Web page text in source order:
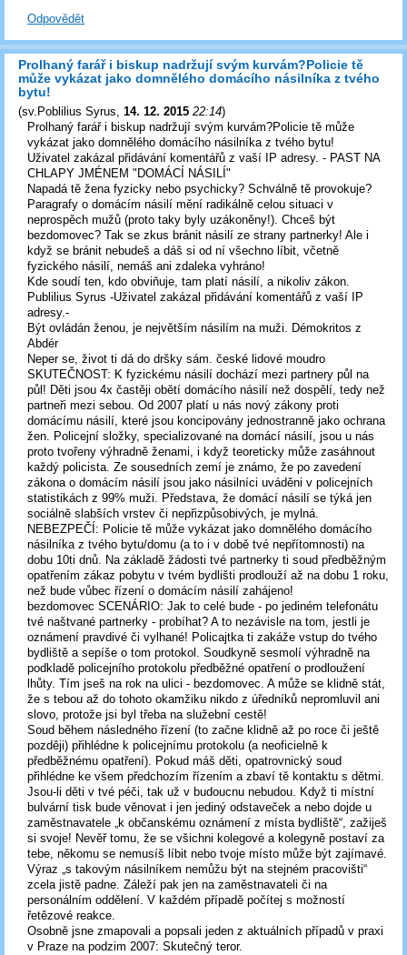
Odpovědět
Prolhaný farář i biskup nadržují svým kurvám?Policie tě
může vykázat jako domnělého domácího násilníka z tvého
bytu!
(sv.Poblilius Syrus, 14. 12. 2015 22:14)
Prolhaný farář i biskup nadržují svým kurvám?Policie tě může
vykázat jako domnělého domácího násilníka z tvého bytu!
Uživatel zakázal přidávání komentářů z vaší IP adresy. - PAST NA
CHLAPY JMÉNEM "DOMÁCÍ NÁSILÍ"
Napadá tě žena fyzicky nebo psychicky? Schválně tě provokuje?
Paragrafy o domácím násilí mění radikálně celou situaci v
neprospěch mužů (proto taky byly uzákoněny!). Chceš být
bezdomovec? Tak se zkus bránit násilí ze strany partnerky! Ale i
když se bránit nebudeš a dáš si od ní všechno líbit, včetně
fyzického násilí, nemáš ani zdaleka vyhráno!
Kde soudí ten, kdo obviňuje, tam platí násilí, a nikoliv zákon.
Publilius Syrus -Uživatel zakázal přidávání komentářů z vaší IP
adresy.-
Být ovládán ženou, je největším násilím na muži. Démokritos z
Abdér
Neper se, život ti dá do dršky sám. české lidové moudro
SKUTEČNOST: K fyzickému násilí dochází mezi partnery půl na
půl! Děti jsou 4x častěji obětí domácího násilí než dospělí, tedy než
partneři mezi sebou. Od 2007 platí u nás nový zákony proti
domácímu násilí, které jsou koncipovány jednostranně jako ochrana
žen. Policejní složky, specializované na domácí násilí, jsou u nás
proto tvořeny výhradně ženami, i když teoreticky může zasáhnout
každý policista. Ze sousedních zemí je známo, že po zavedení
zákona o domácím násilí jsou jako násilníci uváděni v policejních
statistikách z 99% muži. Představa, že domácí násilí se týká jen
sociálně slabších vrstev či nepřizpůsobivých, je mylná.
NEBEZPEČÍ: Policie tě může vykázat jako domnělého domácího
násilníka z tvého bytu/domu (a to i v době tvé nepřítomnosti) na
dobu 10ti dnů. Na základě žádosti tvé partnerky ti soud předběžným
opatřením zákaz pobytu v tvém bydlišti prodlouží až na dobu 1 roku,
než bude vůbec řízení o domácím násilí zahájeno!
bezdomovec SCENÁRIO: Jak to celé bude - po jediném telefonátu
tvé naštvané partnerky - probíhat? A to nezávisle na tom, jestli je
oznámení pravdivé či vylhané! Policajtka ti zakáže vstup do tvého
bydliště a sepíše o tom protokol. Soudkyně sesmolí výhradně na
podkladě policejního protokolu předběžné opatření o prodloužení
lhůty. Tím jseš na rok na ulici - bezdomovec. A může se klidně stát,
že s tebou až do tohoto okamžiku nikdo z úředníků nepromluvil ani
slovo, protože jsi byl třeba na služební cestě!
Soud během následného řízení (to začne klidně až po roce či ještě
později) přihlédne k policejnímu protokolu (a neoficielně k
předběžnému opatření). Pokud máš děti, opatrovnický soud
přihlédne ke všem předchozím řízením a zbaví tě kontaktu s dětmi.
Jsou-li děti v tvé péči, tak už v budoucnu nebudou. Když ti místní
bulvární tisk bude věnovat i jen jediný odstaveček a nebo dojde u
zaměstnavatele „k občanskému oznámení z místa bydliště“, zažiješ
si svoje! Nevěř tomu, že se všichni kolegové a kolegyně postaví za
tebe, někomu se nemusíš líbit nebo tvoje místo může být zajímavé.
Výraz „s takovým násilníkem nemůžu být na stejném pracovišti“
zcela jistě padne. Záleží pak jen na zaměstnavateli či na
personálním oddělení. V každém případě počítej s možností
řetězové reakce.
Osobně jsne zmapovali a popsali jeden z aktuálních případů v praxi
v Praze na podzim 2007: Skutečný teror.